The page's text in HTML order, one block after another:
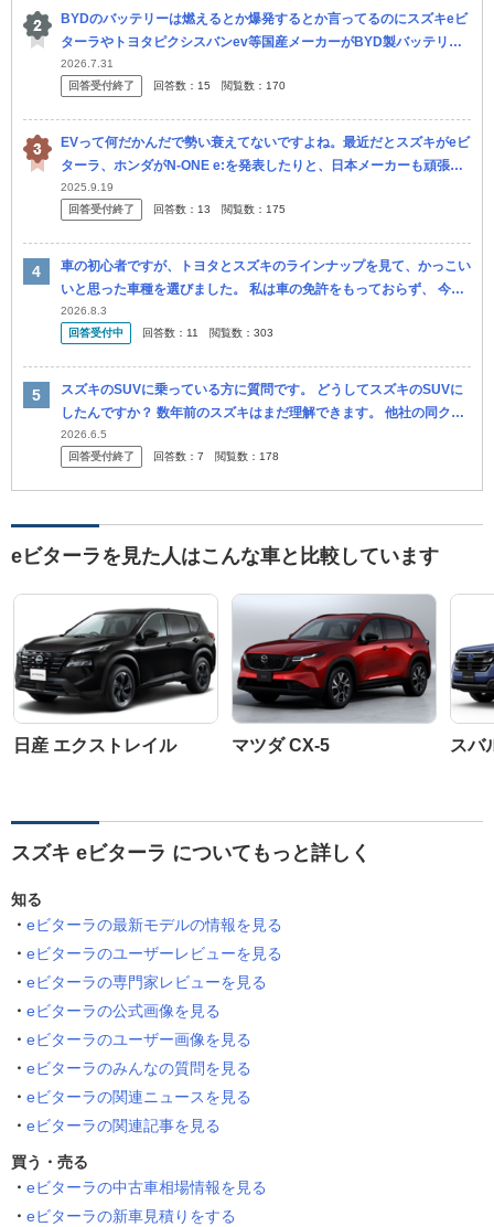
BYDのバッテリーは燃えるとか爆発するとか言ってるのにスズキeビ
ターラやトヨタピクシスバンev等国産メーカーがBYD製バッテリー
採用してるって知った途端手のひら返しして 国産メーカーも使って
るな...
2026.7.31
回答受付終了
回答数： 15 閲覧数： 170
EVって何だかんだで勢い衰えてないですよね。最近だとスズキがeビ
ターラ、ホンダがN-ONE e:を発表したりと、日本メーカーも頑張っ
てる印象です。高くても何だかんだ売れるのが現状ですし。 テスラ...
2025.9.19
回答受付終了
回答数： 13 閲覧数： 175
車の初心者ですが、トヨタとスズキのラインナップを見て、かっこい
いと思った車種を選びました。 私は車の免許をもっておらず、 今ま
で車への関心もほぼない人間でした。 今でも自分が車に乗ること買
うこ...
2026.8.3
回答受付中
回答数： 11 閲覧数： 303
スズキのSUVに乗っている方に質問です。 どうしてスズキのSUVに
したんですか？ 数年前のスズキはまだ理解できます。 他社の同クラ
ス帯の中での1割、２割ほど安かったので ただ最近のスズキのS...
2026.6.5
回答受付終了
回答数： 7 閲覧数： 178
eビターラを見た人はこんな車と比較しています
日産 エクストレイル マツダ CX-5 スバ
スズキ eビターラ についてもっと詳しく
知る
eビターラの最新モデルの情報を見る
eビターラのユーザーレビューを見る
eビターラの専門家レビューを見る
eビターラの公式画像を見る
eビターラのユーザー画像を見る
eビターラのみんなの質問を見る
eビターラの関連ニュースを見る
eビターラの関連記事を見る
買う・売る
eビターラの中古車相場情報を見る
eビターラの新車見積りをする